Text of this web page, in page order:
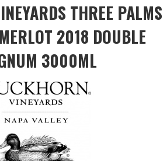
THREE PALMS
2018 DOUBLE
3000ML